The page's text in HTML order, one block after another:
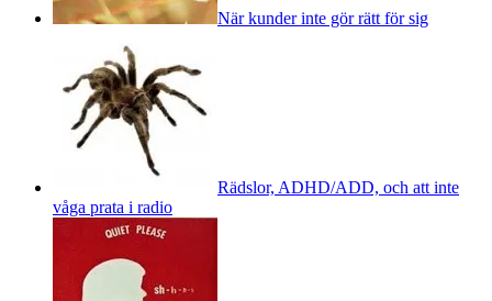
När kunder inte gör rätt för sig
Rädslor, ADHD/ADD, och att inte
våga prata i radio